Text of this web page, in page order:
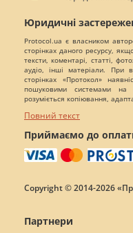
Юридичні
Protocol.ua є власником
сторінках даного ресурсу,
тексти, коментарі, статті,
аудіо, інші матеріали. При
сторінках «Протокол»
пошуковими системами на
розуміється копіювання,
Повний текст
Приймаємо до
Copyright © 2014-2026
Партнери